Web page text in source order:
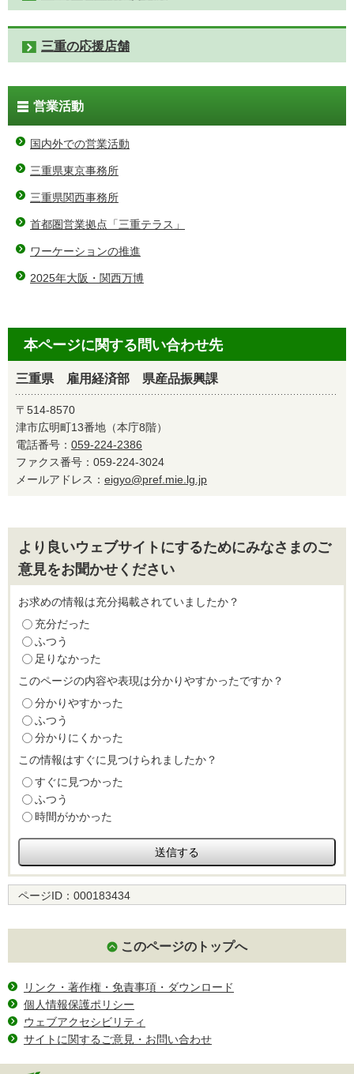
三重の応援店舗
営業活動
国内外での営業活動
三重県東京事務所
三重県関西事務所
首都圏営業拠点「三重テラス」
ワーケーションの推進
2025年大阪・関西万博
本ページに関する問い合わせ先
三重県 雇用経済部 県産品振興課
〒514-8570
津市広明町13番地（本庁8階）
電話番号： 059-224-2386
ファクス番号：059-224-3024
メールアドレス： eigyo@pref.mie.lg.jp
より良いウェブサイトにするためにみなさまのご
意見をお聞かせください
お求めの情報は充分掲載されていましたか？
充分だった
ふつう
足りなかった
このページの内容や表現は分かりやすかったですか？
分かりやすかった
ふつう
分かりにくかった
この情報はすぐに見つけられましたか？
すぐに見つかった
ふつう
時間がかかった
ページID： 000183434
このページのトップへ
リンク・著作権・免責事項・ダウンロード
個人情報保護ポリシー
ウェブアクセシビリティ
サイトに関するご意見・お問い合わせ